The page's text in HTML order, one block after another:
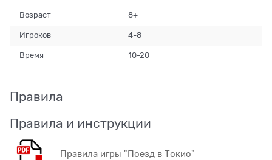
Возраст 8+
Игроков 4-8
Время 10-20
Правила
Правила и инструкции
Правила игры "Поезд в Токио"